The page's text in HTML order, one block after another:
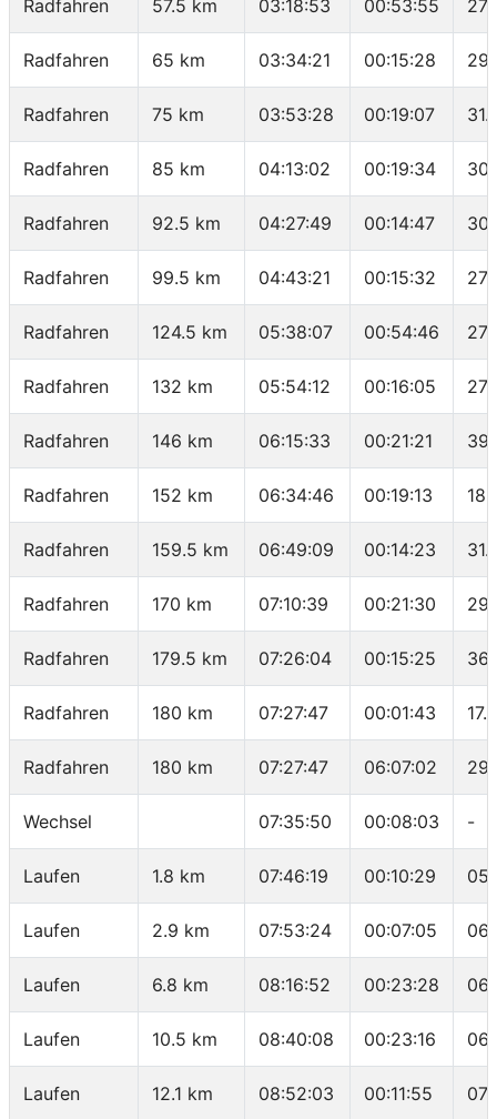
Radfahren 57.5 km 03:18:53 00:53:55
Radfahren 65 km 03:34:21 00:15:28
Radfahren 75 km 03:53:28 00:19:07
Radfahren 85 km 04:13:02 00:19:34
Radfahren 92.5 km 04:27:49 00:14:47
Radfahren 99.5 km 04:43:21 00:15:32
Radfahren 124.5 km 05:38:07 00:54:46
Radfahren 132 km 05:54:12 00:16:05
Radfahren 146 km 06:15:33 00:21:21
Radfahren 152 km 06:34:46 00:19:13
Radfahren 159.5 km 06:49:09 00:14:23
Radfahren 170 km 07:10:39 00:21:30
Radfahren 179.5 km 07:26:04 00:15:25
Radfahren 180 km 07:27:47 00:01:43
Radfahren 180 km 07:27:47 06:07:02
Wechsel 07:35:50 00:08:03 -
Laufen 1.8 km 07:46:19 00:10:29
Laufen 2.9 km 07:53:24 00:07:05
Laufen 6.8 km 08:16:52 00:23:28
Laufen 10.5 km 08:40:08 00:23:16
Laufen 12.1 km 08:52:03 00:11:55